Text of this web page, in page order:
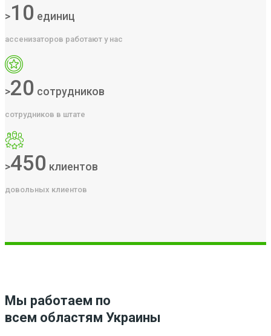
>10 единиц
ассенизаторов работают у нас
>20 сотрудников
сотрудников в штате
>450 клиентов
довольных клиентов
Мы работаем по
всем областям Украины